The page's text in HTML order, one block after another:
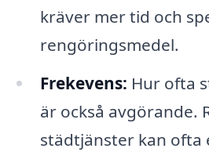
kräver mer tid och
rengöringsmedel.
Frekevens: Hur ofta
är också avgörande.
städtjänster kan ofta